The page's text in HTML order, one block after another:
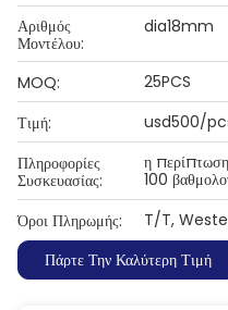
Αριθμός
Μοντέλου:
dia18mm
MOQ:
25PCS
Τιμή:
usd500/
Πληροφορίες
Συσκευασίας:
η
100
Όροι Πληρωμής:
T/T,
Πάρτε Την Καλύτερη Τιμή